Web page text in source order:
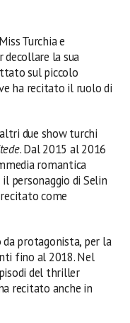
Turchia e
decollare la sua
sul piccolo
ha recitato il ruolo di
due show turchi
. Dal 2015 al 2016
romantica
personaggio di Selin
come
protagonista, per la
fino al 2018. Nel
del thriller
recitato anche in